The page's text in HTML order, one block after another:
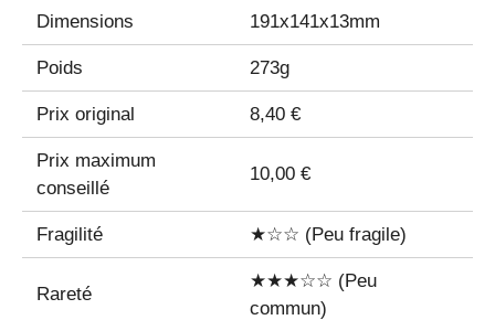
Dimensions 191x141x13mm
Poids 273g
Prix original 8,40 €
Prix maximum
conseillé
10,00 €
Fragilité ★☆☆ (Peu fragile)
Rareté
★★★☆☆ (Peu
commun)